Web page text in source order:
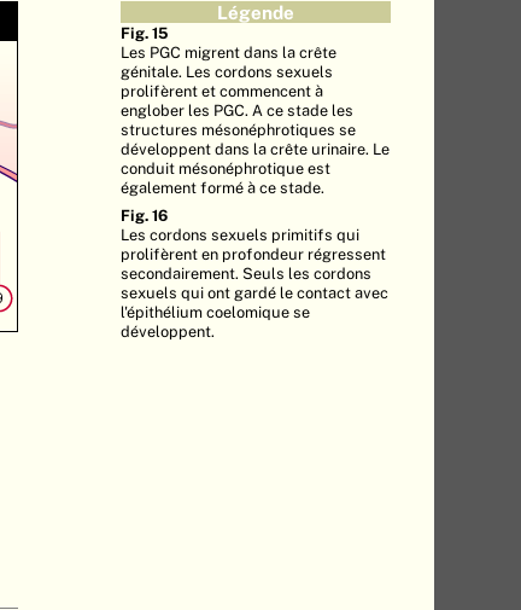
Légende
Fig. 15
Les PGC migrent dans la crête
génitale. Les cordons sexuels
prolifèrent et commencent à
englober les PGC. A ce stade les
structures mésonéphrotiques se
développent dans la crête urinaire. Le
conduit mésonéphrotique est
également formé à ce stade.
Fig. 16
Les cordons sexuels primitifs qui
prolifèrent en profondeur régressent
secondairement. Seuls les cordons
sexuels qui ont gardé le contact avec
l'épithélium coelomique se
développent.